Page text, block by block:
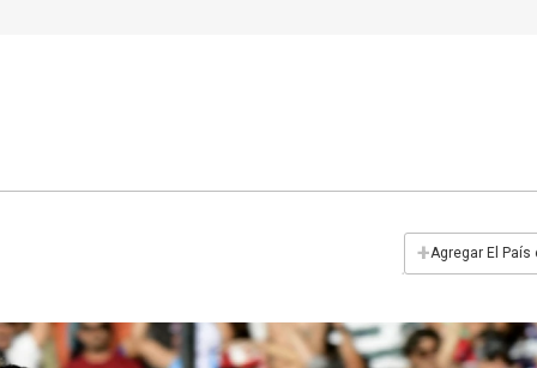
+Agregar El País